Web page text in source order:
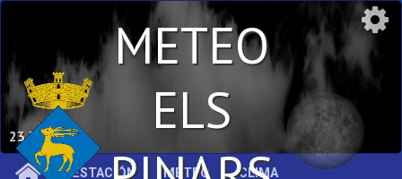
23.7 °C
METEO
ELS
ESTACIÓN METEO CLIMA